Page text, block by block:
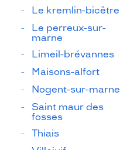
Le kremlin-bicêtre
Le perreux-sur-
marne
Limeil-brévannes
Maisons-alfort
Nogent-sur-marne
Saint maur des
fosses
Thiais